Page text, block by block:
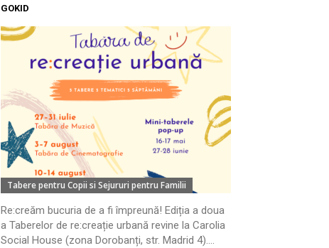
GOKID
Tabere pentru Copii si Sejururi pentru Familii
Re:creăm bucuria de a fi împreună! Ediția a doua
a Taberelor de re:creație urbană revine la Carolia
Social House (zona Dorobanți, str. Madrid 4)....